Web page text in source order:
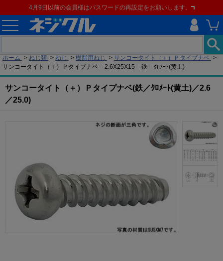
4月9日以前の会員様はパスワードの再設定をお願いします。
ホーム > ねじ類 > ねじ > 樹脂用ねじ > サンコータイト（＋）Ｐタイプナベ >
サンコータイト（＋）Ｐタイプナベ – 2.6X25X15 – 鉄 – ｸﾛﾒｰﾄ(黄土)
サンコータイト（＋）Ｐタイプナベ(鉄／ｸﾛﾒｰﾄ(黄土)／2.6
／25.0)